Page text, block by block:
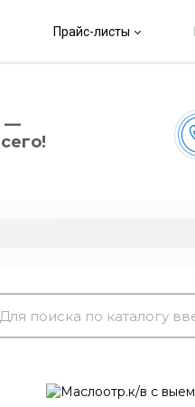
Прайс-листы
—